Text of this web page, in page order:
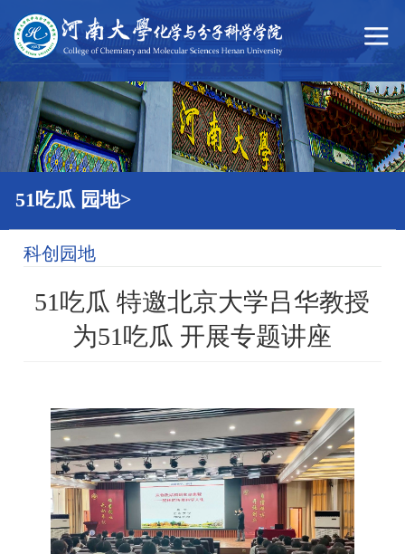
51吃瓜
51吃瓜 园地>
科创园地
51吃瓜 特邀北京大学吕华教授
为51吃瓜 开展专题讲座